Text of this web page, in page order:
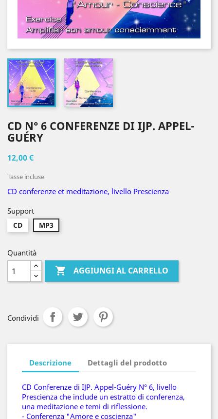
CD N° 6 CONFERENZE DI IJP. APPEL-
GUÉRY
12,00 €
Tasse incluse
CD conferenze et meditazione, livello Prescienza
Support
CD MP3
Quantità
 AGGIUNGI AL CARRELLO
Condividi
Descrizione Dettagli del prodotto
CD Conferenze di IJP. Appel-Guéry N° 6, livello
Prescienza che include un estratto di conferenza,
una meditazione e temi di riflessione.
- Conferenza "Amore e coscienza"